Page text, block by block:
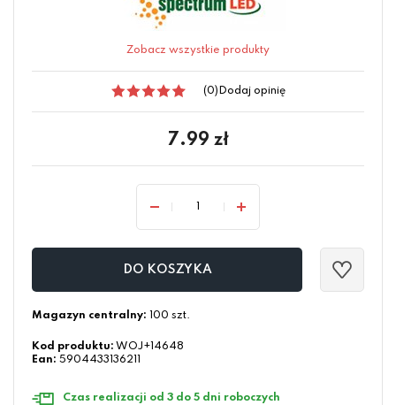
Zobacz wszystkie produkty
(0) Dodaj opinię
7.99 zł
DO KOSZYKA
Magazyn centralny: 100 szt.
Kod produktu: WOJ+14648
Ean: 5904433136211
Czas realizacji od 3 do 5 dni roboczych